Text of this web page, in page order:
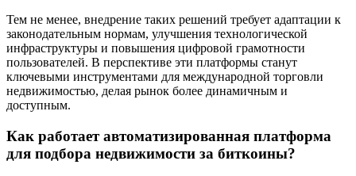
Тем не менее, внедрение таких решений требует адаптации к
законодательным нормам, улучшения технологической
инфраструктуры и повышения цифровой грамотности
пользователей. В перспективе эти платформы станут
ключевыми инструментами для международной торговли
недвижимостью, делая рынок более динамичным и
доступным.
Как работает автоматизированная платформа
для подбора недвижимости за биткоины?